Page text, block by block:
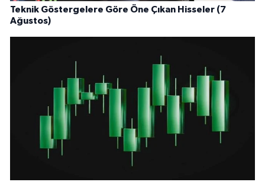
Teknik Göstergelere Göre Öne Çıkan Hisseler (7
Ağustos)